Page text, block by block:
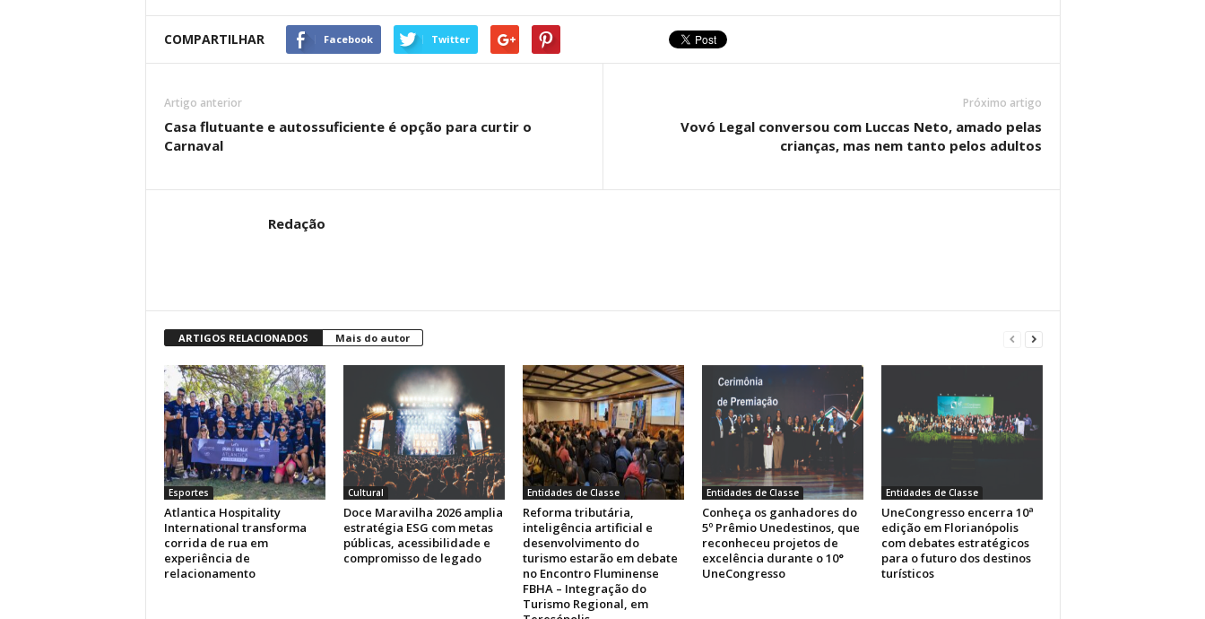
COMPARTILHAR Facebook Twitter
Artigo anterior
Casa flutuante e autossuficiente é opção para curtir o
Carnaval
Próximo artigo
Vovó Legal conversou com Luccas Neto, amado pelas
crianças, mas nem tanto pelos adultos
Redação
ARTIGOS RELACIONADOS Mais do autor
Esportes
Atlantica Hospitality
International transforma
corrida de rua em
experiência de
relacionamento
Cultural
Doce Maravilha 2026 amplia
estratégia ESG com metas
públicas, acessibilidade e
compromisso de legado
Entidades de Classe
Reforma tributária,
inteligência artificial e
desenvolvimento do
turismo estarão em debate
no Encontro Fluminense
FBHA – Integração do
Turismo Regional, em
Entidades de Classe
Conheça os ganhadores do
5º Prêmio Unedestinos, que
reconheceu projetos de
excelência durante o 10°
UneCongresso
Entidades de Classe
UneCongresso encerra 10ª
edição em Florianópolis
com debates estratégicos
para o futuro dos destinos
turísticos